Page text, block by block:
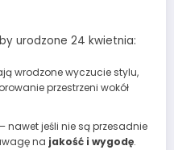
urodzone 24 kwietnia:
wrodzone wyczucie stylu,
przestrzeni wokół
– nawet jeśli nie są przesadnie
na jakość i wygodę.